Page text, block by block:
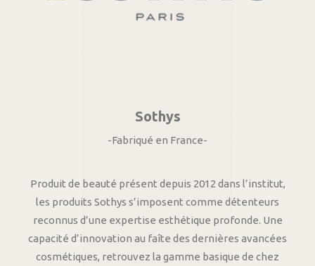
Sothys
-Fabriqué en France-
Produit de beauté présent depuis 2012 dans l’institut,
les produits Sothys s’imposent comme détenteurs
reconnus d’une expertise esthétique profonde. Une
capacité d’innovation au faîte des dernières avancées
cosmétiques, retrouvez la gamme basique de chez